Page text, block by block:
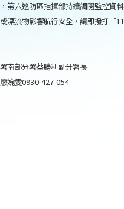
第六巡防區指揮部持續調閱監控資
漂流物影響航行安全，請即撥打「
南部分署蔡勝利副分署長
婉雯0930-427-054